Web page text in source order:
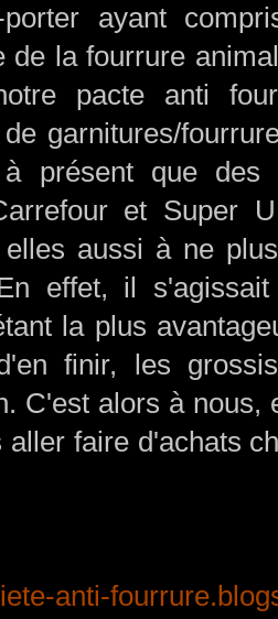
ayant
de la fourrure
pacte anti
de garnitures/
à présent que des
et Super
elles aussi à ne
effet, il
la plus
finir, les
C'est alors à nous,
aller faire d'achats
anti-